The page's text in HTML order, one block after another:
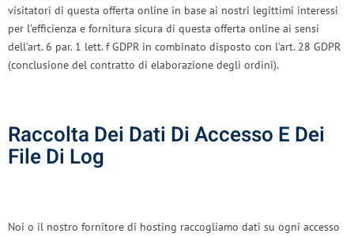
visitatori di questa offerta online in base ai nostri legittimi interessi
per l’efficienza e fornitura sicura di questa offerta online ai sensi
dell’art. 6 par. 1 lett. f GDPR in combinato disposto con l’art. 28 GDPR
(conclusione del contratto di elaborazione degli ordini).
Raccolta Dei Dati Di Accesso E Dei
File Di Log
Noi o il nostro fornitore di hosting raccogliamo dati su ogni accesso